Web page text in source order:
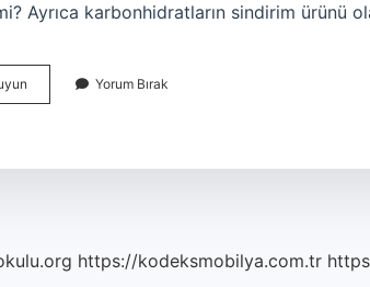
Ayrıca karbonhidratların sindirim ürünü
Nerede
Yorum Bırak
https://kodeksmobilya.com.tr